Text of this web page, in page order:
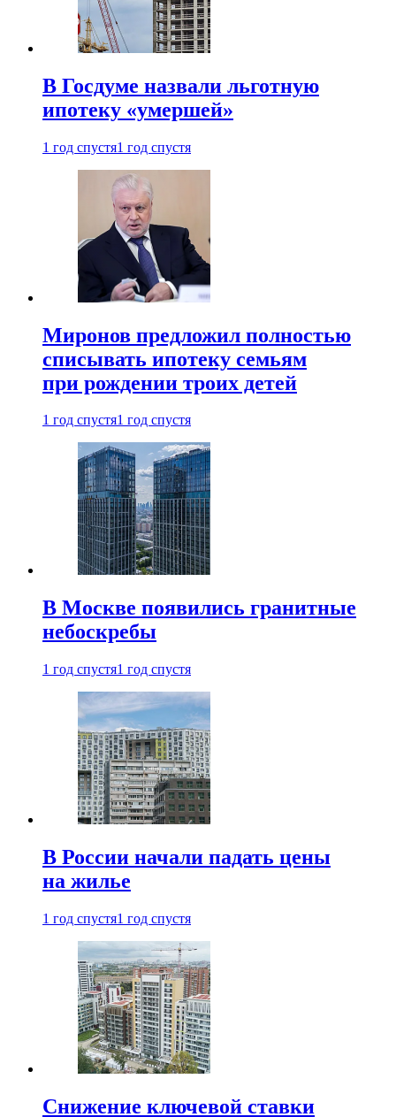
В Госдуме назвали льготную
ипотеку «умершей»
1 год спустя1 год спустя
Миронов предложил полностью
списывать ипотеку семьям
при рождении троих детей
1 год спустя1 год спустя
В Москве появились гранитные
небоскребы
1 год спустя1 год спустя
В России начали падать цены
на жилье
1 год спустя1 год спустя
Снижение ключевой ставки